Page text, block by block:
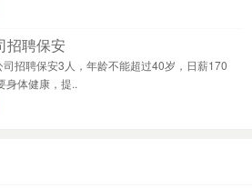
招聘保安
司招聘保安3人，年龄不能超过40岁，日薪170
身体健康，提..